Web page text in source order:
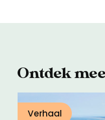
Ontdek
Verhaal